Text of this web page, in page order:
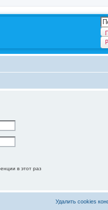
в этот раз
Удалить cookies